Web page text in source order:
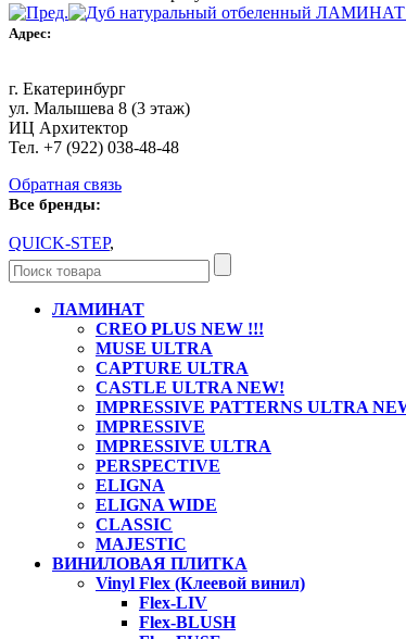
Адрес:
г. Екатеринбург
ул. Малышева 8 (3 этаж)
ИЦ Архитектор
Тел. +7 (922) 038-48-48
Обратная связь
Все бренды:
QUICK-STEP,
ЛАМИНАТ
CREO PLUS NEW !!!
MUSE ULTRA
CAPTURE ULTRA
CASTLE ULTRA NEW!
IMPRESSIVE PATTERNS ULTRA
IMPRESSIVE
IMPRESSIVE ULTRA
PERSPECTIVE
ELIGNA
ELIGNA WIDE
CLASSIC
MAJESTIC
ВИНИЛОВАЯ ПЛИТКА
Vinyl Flex (Клеевой винил)
Flex-LIV
Flex-BLUSH